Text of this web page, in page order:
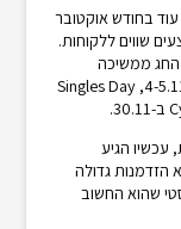
בחודש אוקטובר
שווים ללקוחות.
החג ממשיכה
להדהד באוויר. אז ככה, Shopping IL מתקיים ב-4-5.11, Singles Day
עכשיו הגיע
הזדמנות גדולה
שהוא החשוב